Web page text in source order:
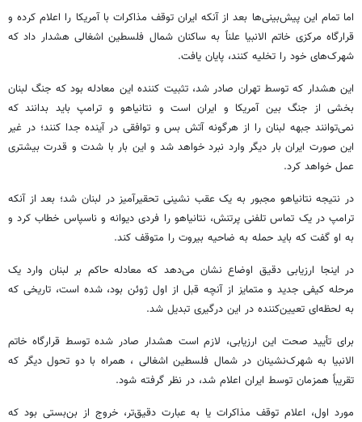
اما تمام این پیش‌بینی‌ها بعد از آنکه ایران توقف مذاکرات با آمریکا را اعلام کرده و
قرارگاه مرکزی خاتم الانبیا علناً به ساکنان شمال فلسطین اشغالی هشدار داد که
شهرک‌های خود را تخلیه کنند، پایان یافت.
این هشدار که توسط تهران صادر شد، تثبیت کننده این معادله بود که جنگ لبنان
بخشی از جنگ بین آمریکا و ایران است و نتانیاهو و ترامپ باید بدانند که
نمی‌توانند جبهه لبنان را از هرگونه آتش بس و توافقی در آینده جدا کنند؛ در غیر
این صورت ایران بار دیگر وارد نبرد خواهد شد و این بار با شدت و قدرت بیشتری
عمل خواهد کرد.
در نتیجه نتانیاهو مجبور به یک عقب نشینی تحقیرآمیز در لبنان شد؛ بعد از آنکه
ترامپ در یک تماس تلفنی پرتنش، نتانیاهو را فردی دیوانه و ناسپاس خطاب کرد و
به او گفت که باید حمله به ضاحیه بیروت را متوقف کند.
در اینجا ارزیابی دقیق اوضاع نشان می‌دهد که معادله حاکم بر لبنان وارد یک
مرحله کیفی جدید و متمایز از آنچه قبل از اول ژوئن بود، شده است، تاریخی که
به لحظه‌ای تعیین‌کننده در این درگیری تبدیل شد.
برای تأیید صحت این ارزیابی، لازم است هشدار صادر شده توسط قرارگاه خاتم
الانبیا به شهرک‌نشینان در شمال فلسطین اشغالی ، همراه با دو تحول دیگر که
تقریباً همزمان توسط ایران اعلام شد، در نظر گرفته شود.
مورد اول، اعلام توقف مذاکرات یا به عبارت دقیق‌تر، خروج از بن‌بستی بود که